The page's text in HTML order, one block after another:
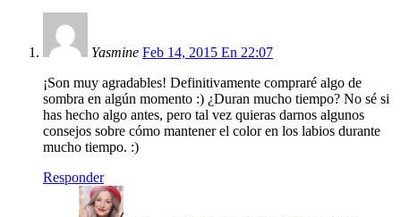
Yasmine Feb 14, 2015 En 22:07
¡Son muy agradables! Definitivamente compraré algo de
sombra en algún momento :) ¿Duran mucho tiempo? No sé si
has hecho algo antes, pero tal vez quieras darnos algunos
consejos sobre cómo mantener el color en los labios durante
mucho tiempo. :)
Responder